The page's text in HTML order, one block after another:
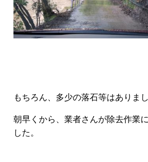
もちろん、多少の落石等はありま
朝早くから、業者さんが除去作業
した。